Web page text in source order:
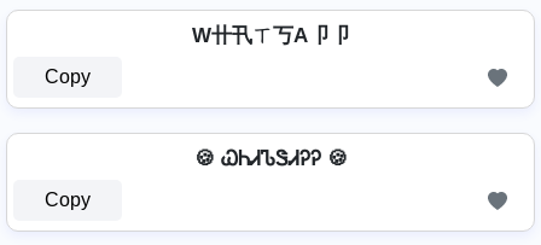
W卄卂ㄒ丂A卩卩
Copy
🍪 ᏇᏂᏗᏖᏕᏗᎮᎮ 🍪
Copy